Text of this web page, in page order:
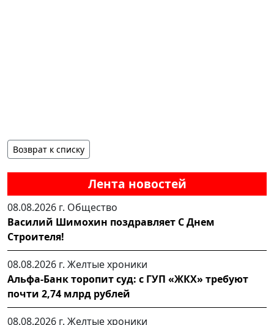
Лента новостей
08.08.2026 г. Общество
Василий Шимохин поздравляет С Днем
Строителя!
08.08.2026 г. Желтые хроники
Альфа-Банк торопит суд: с ГУП «ЖКХ» требуют
почти 2,74 млрд рублей
08.08.2026 г. Желтые хроники
Возврат к списку